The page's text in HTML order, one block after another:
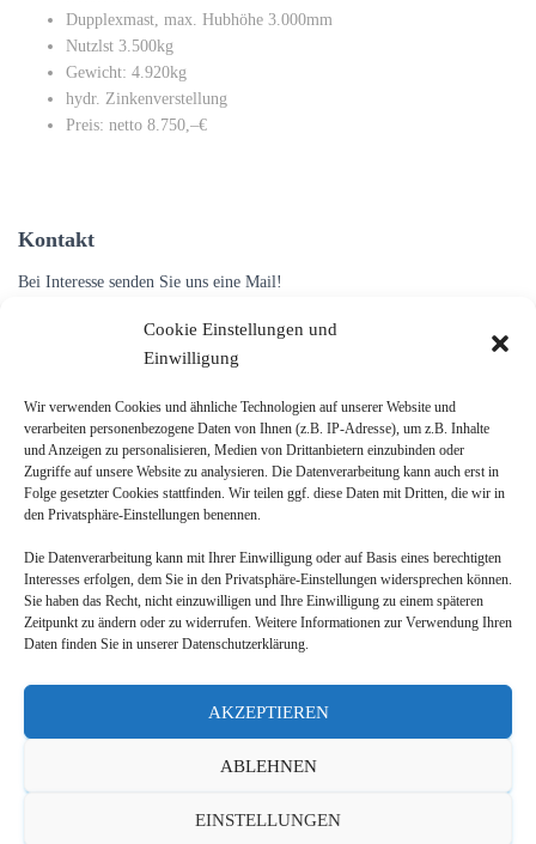
Cookie Einstellungen und
Einwilligung
Wir verwenden Cookies und ähnliche Technologien auf unserer Website und
verarbeiten personenbezogene Daten von Ihnen (z.B. IP-Adresse), um z.B. Inhalte
und Anzeigen zu personalisieren, Medien von Drittanbietern einzubinden oder
Zugriffe auf unsere Website zu analysieren. Die Datenverarbeitung kann auch erst in
Folge gesetzter Cookies stattfinden. Wir teilen ggf. diese Daten mit Dritten, die wir in
den Privatsphäre-Einstellungen benennen.
Die Datenverarbeitung kann mit Ihrer Einwilligung oder auf Basis eines berechtigten
Interesses erfolgen, dem Sie in den Privatsphäre-Einstellungen widersprechen können.
Sie haben das Recht, nicht einzuwilligen und Ihre Einwilligung zu einem späteren
Zeitpunkt zu ändern oder zu widerrufen. Weitere Informationen zur Verwendung Ihren
Daten finden Sie in unserer Datenschutzerklärung.
AKZEPTIEREN
ABLEHNEN
EINSTELLUNGEN
Dupplexmast, max. Hubhöhe 3.000mm
Nutzlst 3.500kg
Gewicht: 4.920kg
hydr. Zinkenverstellung
Preis: netto 8.750,–€
Kontakt
Bei Interesse senden Sie uns eine Mail!
info@rbb-koeln.com
Copyright
RBB-Köln 2022
HYDRAULIKHÄMMER
IMPRESSUM & DATENSCHUTZERKLÄRUNG